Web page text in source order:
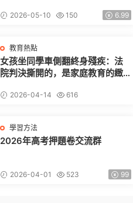
2026-05-10 150 6.99
教育熱點
女孩坐同學車側翻終身殘疾：法
院判決撕開的，是家庭教育的緻
2026-04-14 616
學習方法
2026年高考押題卷交流群
2026-04-01 523 99